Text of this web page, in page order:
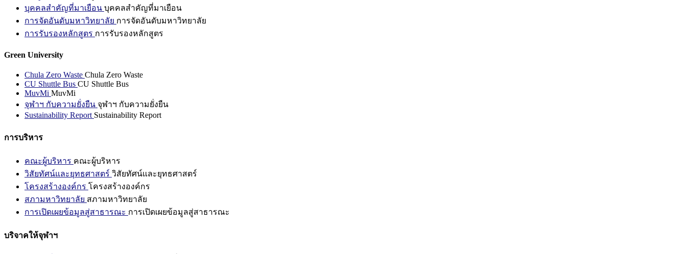
บุคคลสำคัญที่มาเยือน บุคคลสำคัญที่มาเยือน
การจัดอันดับมหาวิทยาลัย การจัดอันดับมหาวิทยาลัย
การรับรองหลักสูตร การรับรองหลักสูตร
Green University
Chula Zero Waste Chula Zero Waste
CU Shuttle Bus CU Shuttle Bus
MuvMi MuvMi
จุฬาฯ กับความยั่งยืน จุฬาฯ กับความยั่งยืน
Sustainability Report Sustainability Report
การบริหาร
คณะผู้บริหาร คณะผู้บริหาร
วิสัยทัศน์และยุทธศาสตร์ วิสัยทัศน์และยุทธศาสตร์
โครงสร้างองค์กร โครงสร้างองค์กร
สภามหาวิทยาลัย สภามหาวิทยาลัย
การเปิดเผยข้อมูลสู่สาธารณะ การเปิดเผยข้อมูลสู่สาธารณะ
บริจาคให้จุฬาฯ